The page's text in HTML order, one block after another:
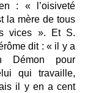
: « l’oisiveté
la mère de tous
vices ». Et S.
dit : « il y a
Démon pour
qui travaille,
il y en a cent